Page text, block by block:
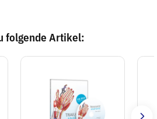
folgende Artikel: